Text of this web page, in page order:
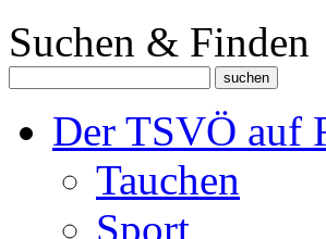
Suchen & Finden
Der TSVÖ auf
Tauchen
Sport